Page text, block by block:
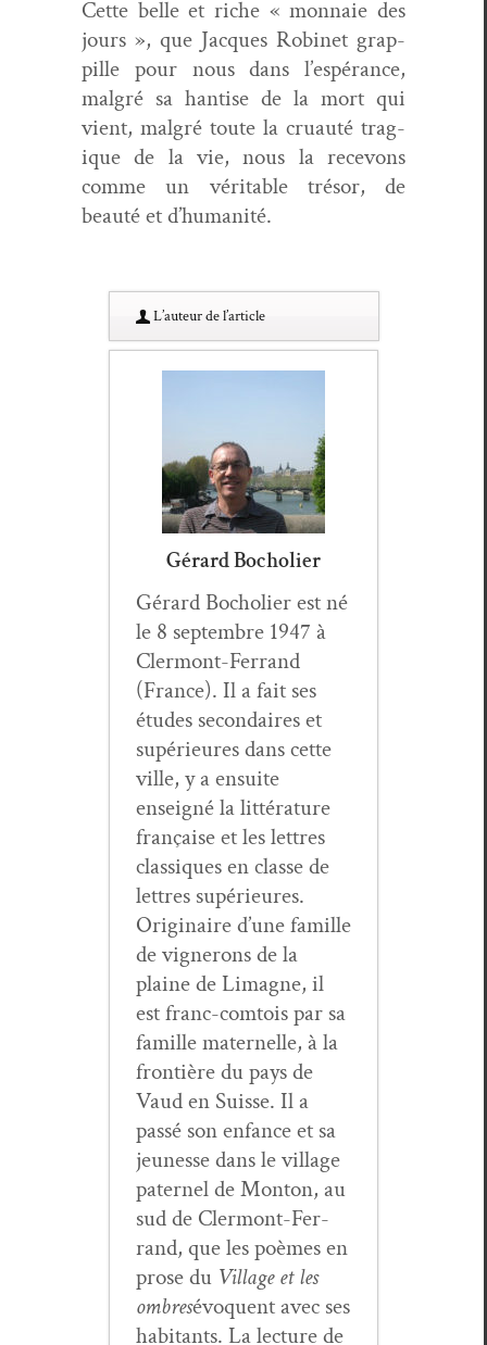
Cette belle et riche « mon­naie des
jours », que Jacques Robi­net grap­
pille pour nous dans l’espérance,
mal­gré sa han­tise de la mort qui
vient, mal­gré toute la cru­auté trag­
ique de la vie, nous la recevons
comme un véri­ta­ble tré­sor, de
beauté et d’humanité.
L’au­teur de l’article
Gérard Bocholier
Gérard Bocholi­er est né
le 8 sep­tem­bre 1947 à
Cler­mont-Fer­rand
(France). Il a fait ses
études sec­ondaires et
supérieures dans cette
ville, y a ensuite
enseigné la lit­téra­ture
française et les let­tres
clas­siques en classe de
let­tres supérieures.
Orig­i­naire d’une famille
de vignerons de la
plaine de Limagne, il
est franc-com­tois par sa
famille mater­nelle, à la
fron­tière du pays de
Vaud en Suisse. Il a
passé son enfance et sa
jeunesse dans le vil­lage
pater­nel de Mon­ton, au
sud de Cler­mont-Fer­
rand, que les poèmes en
prose du Vil­lage et les
ombresévo­quent avec ses
habi­tants. La lec­ture de